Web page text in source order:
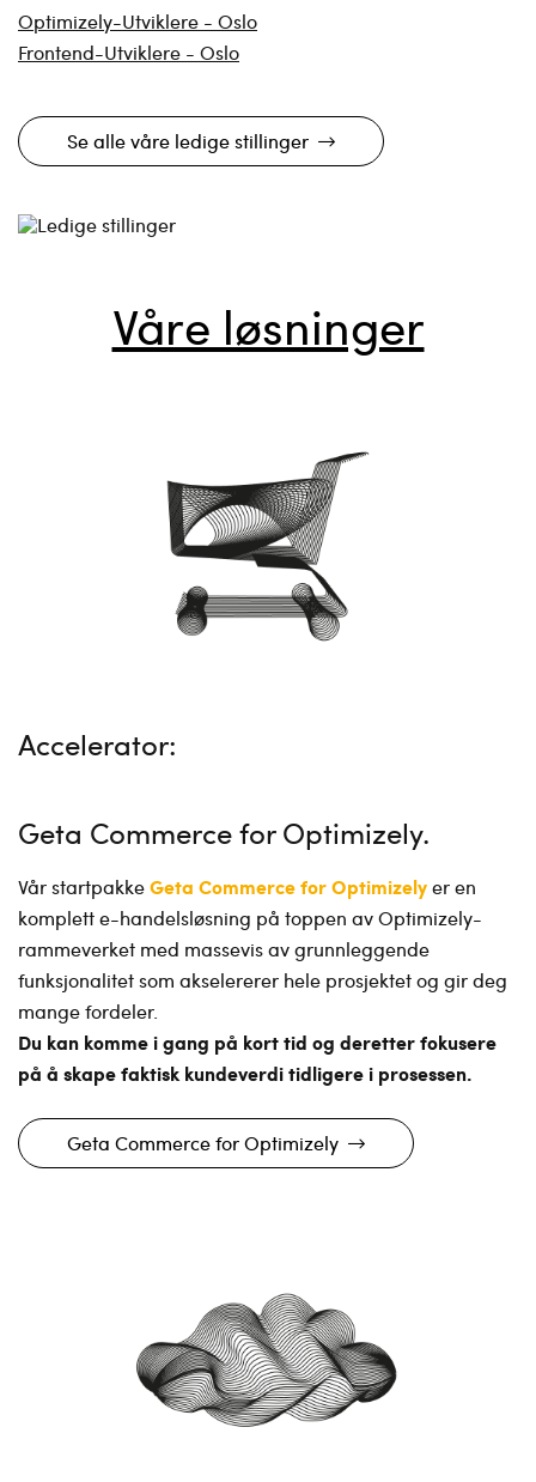
Optimizely-Utviklere - Oslo
Frontend-Utviklere - Oslo
Se alle våre ledige stillinger
Våre løsninger
Accelerator:
Geta Commerce for Optimizely
Vår startpakkeGeta Commerce for Optimizelyer en
komplett e-handelsløsning på toppen av Optimizely-
rammeverket med massevis av grunnleggende
funksjonalitet som akselererer hele prosjektet og gir deg
mange fordeler.
Du kan komme i gang på kort tid og deretter fokusere
på å skape faktisk kundeverdi tidligere i prosessen.
Geta Commerce for Optimizely